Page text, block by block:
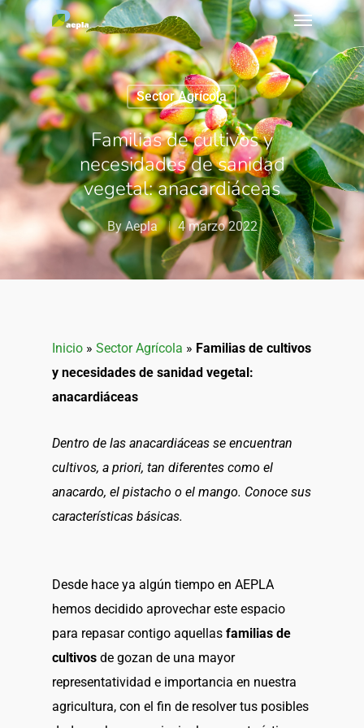
Sector Agrícola
Familias de cultivos y
necesidades de sanidad
vegetal: anacardiáceas
ByAepla 4 marzo 2022
Inicio » Sector Agrícola » Familias de cultivos
y necesidades de sanidad vegetal:
anacardiáceas
Dentro de las anacardiáceas se encuentran
cultivos, a priori, tan diferentes como el
anacardo, el pistacho o el mango. Conoce sus
características básicas.
Desde hace ya algún tiempo en AEPLA
hemos decidido aprovechar este espacio
para repasar contigo aquellas familias de
cultivos de gozan de una mayor
representatividad e importancia en nuestra
agricultura, con el fin de resolver tus posibles